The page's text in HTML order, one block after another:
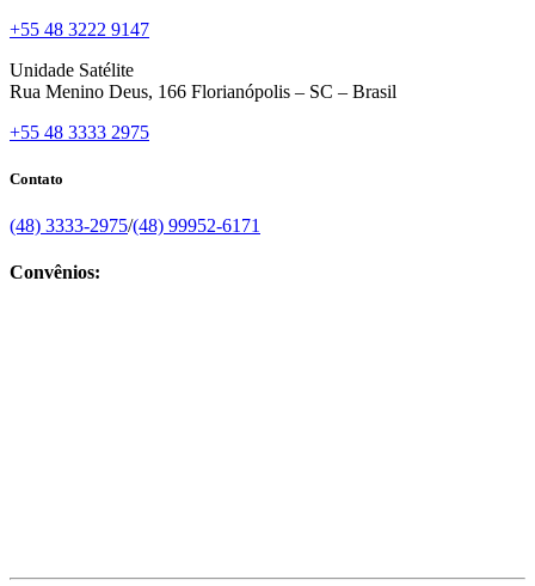
+55 48 3222 9147
Unidade Satélite
Rua Menino Deus, 166 Florianópolis – SC – Brasil
+55 48 3333 2975
Contato
(48) 3333-2975/(48) 99952-6171
Convênios: